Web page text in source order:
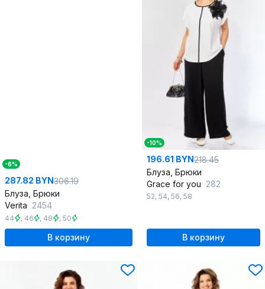
-6%
287.82 BYN306.19
Блуза, Брюки
Verita 2454
44 , 46 , 48 , 50
В корзину
-10%
196.61 BYN218.45
Блуза, Брюки
Grace for you 282
52, 54, 56, 58
В корзину